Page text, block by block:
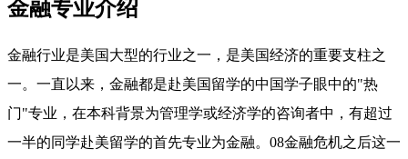
金融专业介绍
金融行业是美国大型的行业之一，是美国经济的重要支柱之
一。一直以来，金融都是赴美国留学的中国学子眼中的"热
门"专业，在本科背景为管理学或经济学的咨询者中，有超过
一半的同学赴美留学的首先专业为金融。08金融危机之后这一